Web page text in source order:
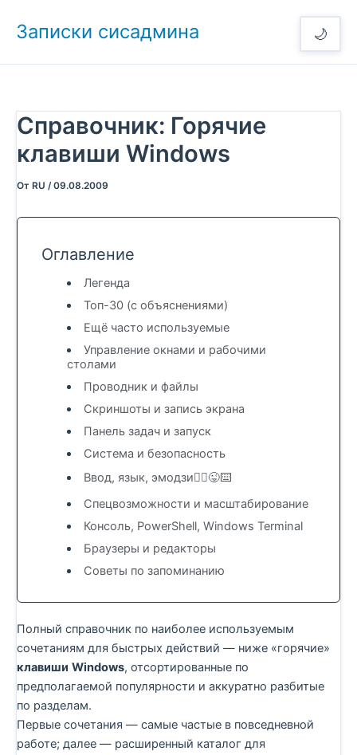
🌙
Записки сисадмина
Справочник: Горячие
клавиши Windows
От RU /09.08.2009
Оглавление
Легенда
Топ-30 (с объяснениями)
Ещё часто используемые
Управление окнами и рабочими
столами
Проводник и файлы
Скриншоты и запись экрана
Панель задач и запуск
Система и безопасность
Ввод, язык, эмодзи🤦‍♀️😜⌨️
Спецвозможности и масштабирование
Консоль, PowerShell, Windows Terminal
Браузеры и редакторы
Советы по запоминанию
Полный справочник по наиболее используемым
сочетаниям для быстрых действий — ниже «горячие»
клавиши Windows, отсортированные по
предполагаемой популярности и аккуратно разбитые
по разделам.
Первые сочетания — самые частые в повседневной
работе; далее — расширенный каталог для